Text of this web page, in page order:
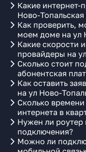
Какие интернет-
Ново-
Как проверить,
моем доме на ул
Какие скорости
провайдеры на
Сколько стоит
абонентская
Как оставить
на ул Ново-
Сколько
интернета в
Нужен ли роутер
подключения?
Можно ли